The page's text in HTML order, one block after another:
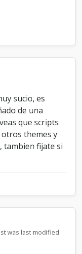
sucio, es
de una
que scripts
themes y
tambien fijate si
was last modified: